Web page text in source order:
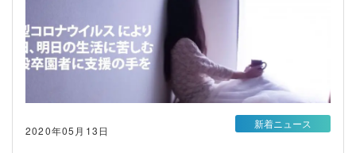
2020年05月13日
新着ニュース